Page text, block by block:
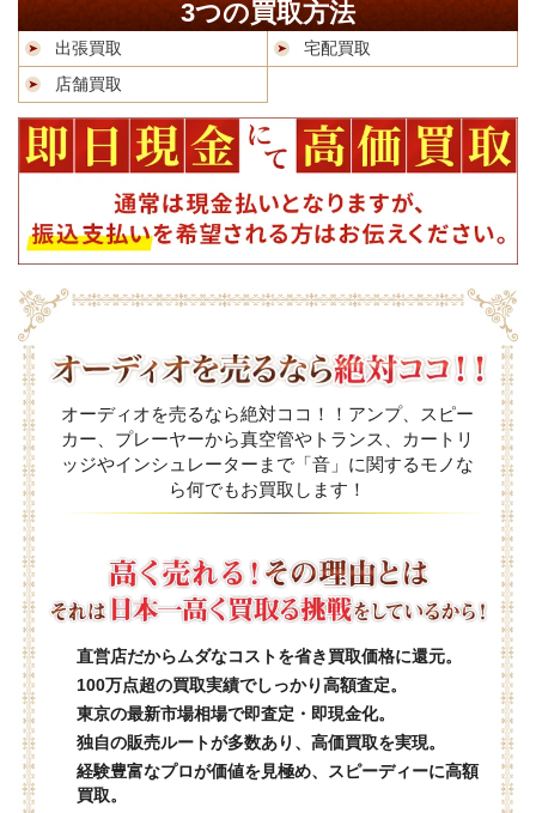
3つの買取方法
出張買取
宅配買取
店舗買取
オーディオを売るなら絶対ココ！！アンプ、スピー
カー、プレーヤーから真空管やトランス、カートリ
ッジやインシュレーターまで「音」に関するモノな
ら何でもお買取します！
直営店だからムダなコストを省き買取価格に還元。
100万点超の買取実績でしっかり高額査定。
東京の最新市場相場で即査定・即現金化。
独自の販売ルートが多数あり、高価買取を実現。
経験豊富なプロが価値を見極め、スピーディーに高額
買取。